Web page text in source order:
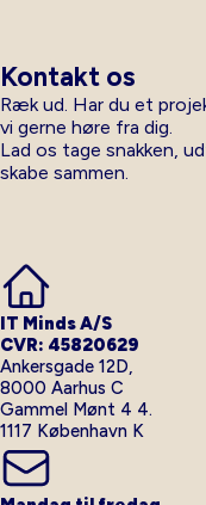
Kontakt os
Ræk ud. Har du et
vi gerne høre fra dig.
Lad os tage snakken,
skabe sammen.
IT Minds A/S
CVR: 45820629
Ankersgade 12D,
8000 Aarhus C
Gammel Mønt 4 4.
1117 København K